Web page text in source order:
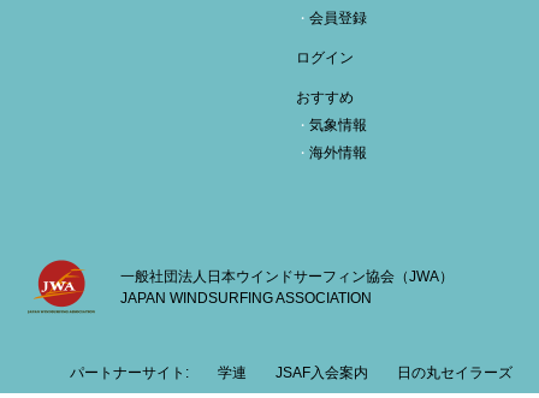
会員登録
ログイン
おすすめ
気象情報
海外情報
一般社団法人日本ウインドサーフィン協会（JWA）
JAPAN WINDSURFING ASSOCIATION
パートナーサイト: 学連 JSAF入会案内 日の丸セイラーズ